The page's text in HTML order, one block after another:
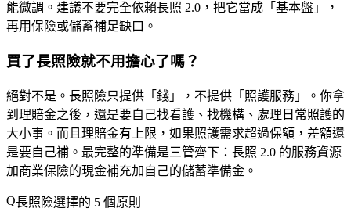
能微調。建議不要完全依賴長照 2.0，把它當成「基本盤」，
再用保險或儲蓄補足缺口。
買了長照險就不用擔心了嗎？
絕對不是。長照險只提供「錢」，不提供「照護服務」。你拿
到理賠金之後，還是要自己找看護、找機構、處理日常照護的
大小事。而且理賠金有上限，如果照護需求超過保額，差額還
是要自己補。最完整的準備是三管齊下：長照 2.0 的服務資源
加商業保險的現金補充加自己的儲蓄準備金。
長照險選擇的 5 個原則